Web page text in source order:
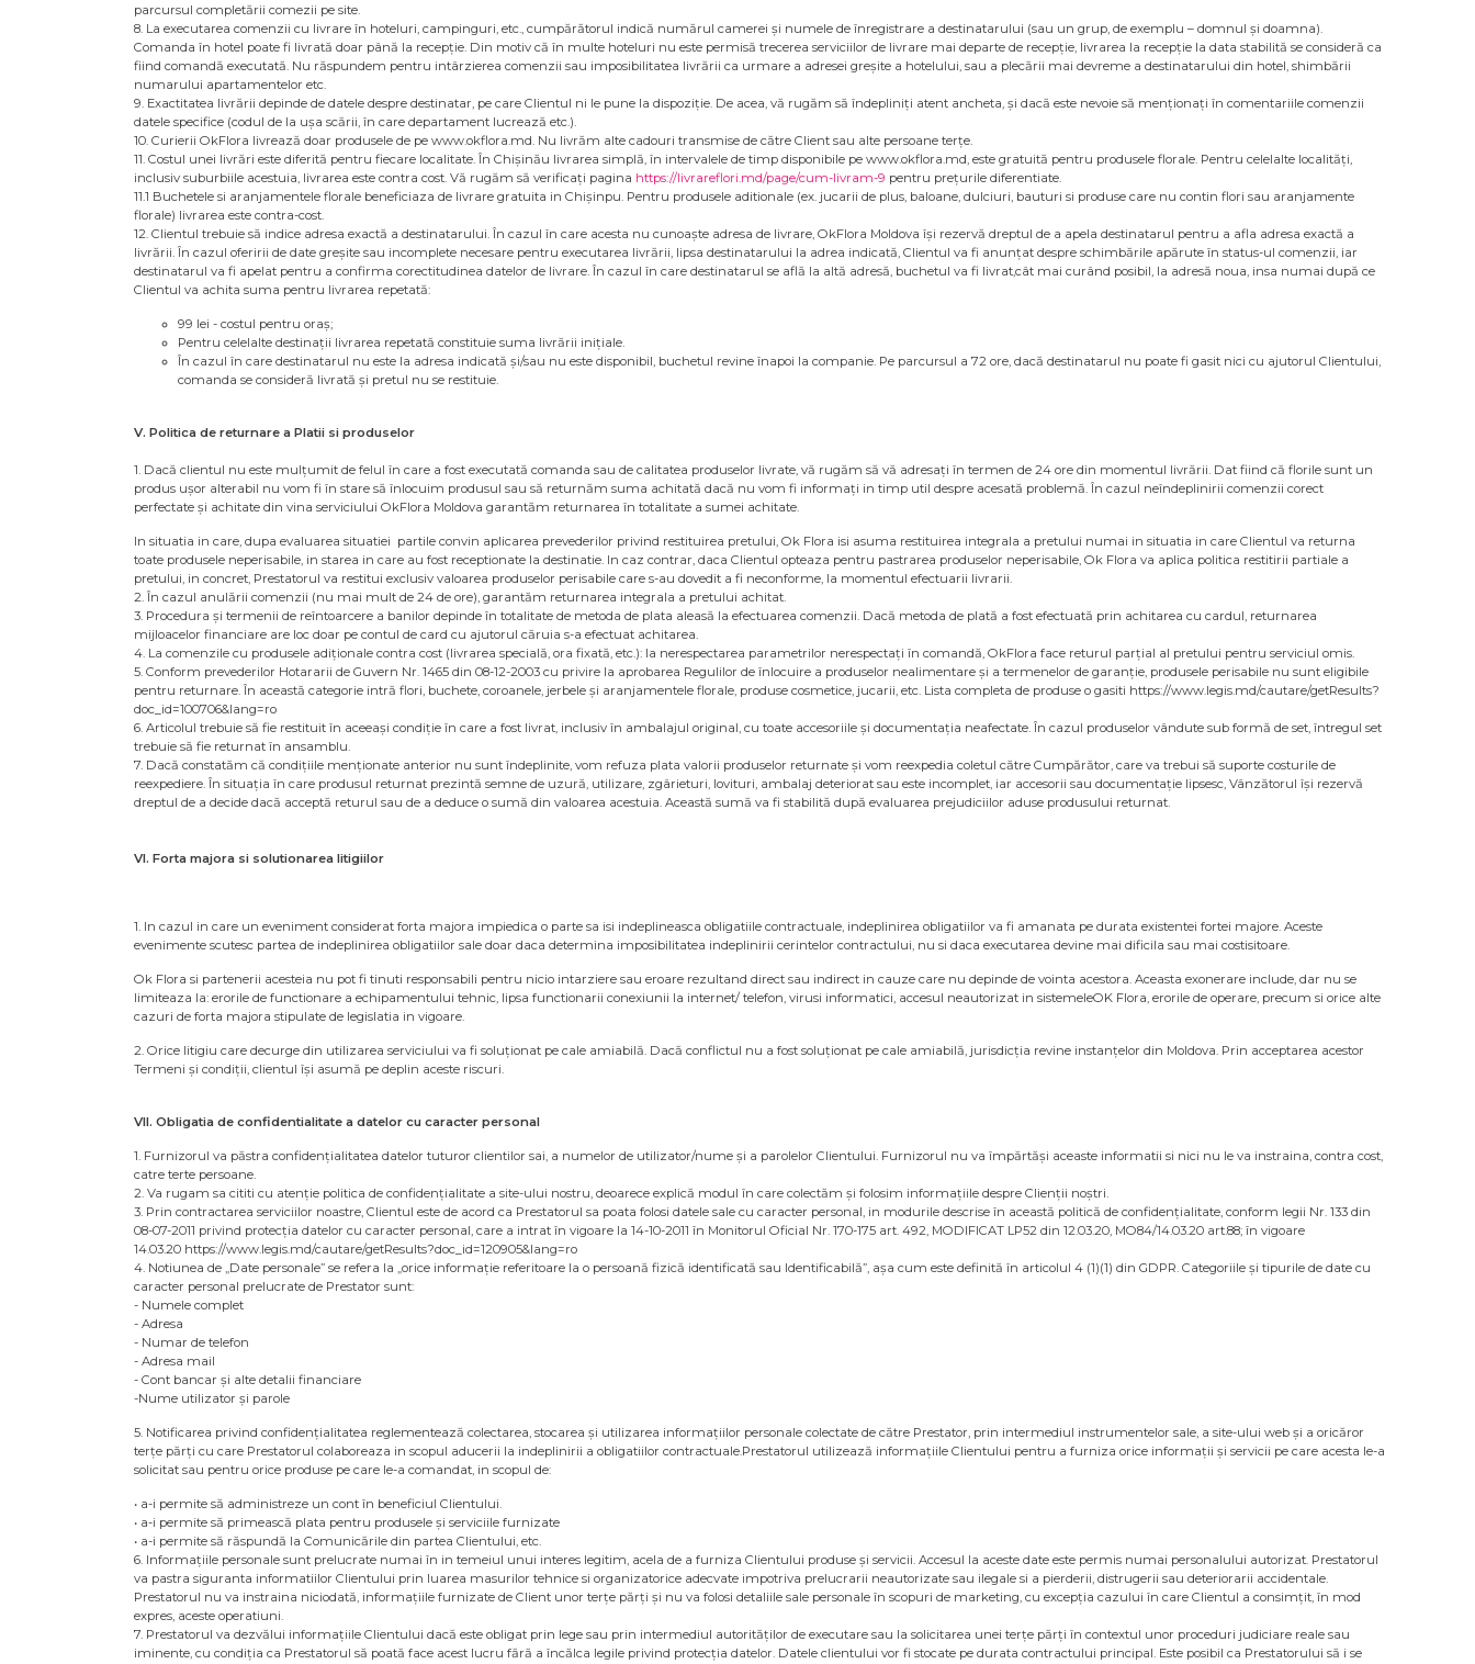
parcursul completării comezii pe site.
8. La executarea comenzii cu livrare în hoteluri, campinguri, etc., cumpărătorul indică numărul camerei și numele de înregistrare a destinatarului (sau un grup, de exemplu – domnul și doamna).
Comanda în hotel poate fi livrată doar până la recepție. Din motiv că în multe hoteluri nu este permisă trecerea serviciilor de livrare mai departe de recepție, livrarea la recepție la data stabilită se consideră ca
fiind comandă executată. Nu răspundem pentru intârzierea comenzii sau imposibilitatea livrării ca urmare a adresei greșite a hotelului, sau a plecării mai devreme a destinatarului din hotel, shimbării
numarului apartamentelor etc.
9. Exactitatea livrării depinde de datele despre destinatar, pe care Clientul ni le pune la dispoziție. De acea, vă rugăm să îndepliniți atent ancheta, și dacă este nevoie să menționați în comentariile comenzii
datele specifice (codul de la ușa scării, în care departament lucrează etc.).
10. Curierii OkFlora livrează doar produsele de pe www.okflora.md. Nu livrăm alte cadouri transmise de către Client sau alte persoane terțe.
11. Costul unei livrări este diferită pentru fiecare localitate. În Chișinău livrarea simplă, în intervalele de timp disponibile pe www.okflora.md, este gratuită pentru produsele florale. Pentru celelalte localități,
inclusiv suburbiile acestuia, livrarea este contra cost. Vă rugăm să verificați pagina https://livrareflori.md/page/cum-livram-9 pentru prețurile diferentiate.
11.1 Buchetele si aranjamentele florale beneficiaza de livrare gratuita in Chișinpu. Pentru produsele aditionale (ex. jucarii de plus, baloane, dulciuri, bauturi si produse care nu contin flori sau aranjamente
florale) livrarea este contra-cost.
12. Clientul trebuie să indice adresa exactă a destinatarului. În cazul în care acesta nu cunoaște adresa de livrare, OkFlora Moldova își rezervă dreptul de a apela destinatarul pentru a afla adresa exactă a
livrării. În cazul oferirii de date greșite sau incomplete necesare pentru executarea livrării, lipsa destinatarului la adrea indicată, Clientul va fi anunțat despre schimbările apărute în status-ul comenzii, iar
destinatarul va fi apelat pentru a confirma corectitudinea datelor de livrare. În cazul în care destinatarul se află la altă adresă, buchetul va fi livrat,cât mai curând posibil, la adresă noua, insa numai după ce
Clientul va achita suma pentru livrarea repetată:
99 lei - costul pentru oraș;
Pentru celelalte destinații livrarea repetată constituie suma livrării inițiale.
În cazul în care destinatarul nu este la adresa indicată și/sau nu este disponibil, buchetul revine înapoi la companie. Pe parcursul a 72 ore, dacă destinatarul nu poate fi gasit nici cu ajutorul Clientului,
comanda se consideră livrată și pretul nu se restituie.
V. Politica de returnare a Platii si produselor
1. Dacă clientul nu este mulțumit de felul în care a fost executată comanda sau de calitatea produselor livrate, vă rugăm să vă adresați în termen de 24 ore din momentul livrării. Dat fiind că florile sunt un
produs ușor alterabil nu vom fi în stare să înlocuim produsul sau să returnăm suma achitată dacă nu vom fi informați in timp util despre acesată problemă. În cazul neîndeplinirii comenzii corect
perfectate și achitate din vina serviciului OkFlora Moldova garantăm returnarea în totalitate a sumei achitate.
In situatia in care, dupa evaluarea situatiei partile convin aplicarea prevederilor privind restituirea pretului, Ok Flora isi asuma restituirea integrala a pretului numai in situatia in care Clientul va returna
toate produsele neperisabile, in starea in care au fost receptionate la destinatie. In caz contrar, daca Clientul opteaza pentru pastrarea produselor neperisabile, Ok Flora va aplica politica restitirii partiale a
pretului, in concret, Prestatorul va restitui exclusiv valoarea produselor perisabile care s-au dovedit a fi neconforme, la momentul efectuarii livrarii.
2. În cazul anulării comenzii (nu mai mult de 24 de ore), garantăm returnarea integrala a pretului achitat.
3. Procedura și termenii de reîntoarcere a banilor depinde în totalitate de metoda de plata aleasă la efectuarea comenzii. Dacă metoda de plată a fost efectuată prin achitarea cu cardul, returnarea
mijloacelor financiare are loc doar pe contul de card cu ajutorul căruia s-a efectuat achitarea.
4. La comenzile cu produsele adiționale contra cost (livrarea specială, ora fixată, etc.): la nerespectarea parametrilor nerespectați în comandă, OkFlora face returul parțial al pretului pentru serviciul omis.
5. Conform prevederilor Hotararii de Guvern Nr. 1465 din 08-12-2003 cu privire la aprobarea Regulilor de înlocuire a produselor nealimentare şi a termenelor de garanţie, produsele perisabile nu sunt eligibile
pentru returnare. În această categorie intră flori, buchete, coroanele, jerbele și aranjamentele florale, produse cosmetice, jucarii, etc. Lista completa de produse o gasiti https://www.legis.md/cautare/getResults?
doc_id=100706&lang=ro
6. Articolul trebuie să fie restituit în aceeași condiție în care a fost livrat, inclusiv în ambalajul original, cu toate accesoriile și documentația neafectate. În cazul produselor vândute sub formă de set, întregul set
trebuie să fie returnat în ansamblu.
7. Dacă constatăm că condițiile menționate anterior nu sunt îndeplinite, vom refuza plata valorii produselor returnate și vom reexpedia coletul către Cumpărător, care va trebui să suporte costurile de
reexpediere. În situația în care produsul returnat prezintă semne de uzură, utilizare, zgârieturi, lovituri, ambalaj deteriorat sau este incomplet, iar accesorii sau documentație lipsesc, Vânzătorul își rezervă
dreptul de a decide dacă acceptă returul sau de a deduce o sumă din valoarea acestuia. Această sumă va fi stabilită după evaluarea prejudiciilor aduse produsului returnat.
VI. Forta majora si solutionarea litigiilor
1. In cazul in care un eveniment considerat forta majora impiedica o parte sa isi indeplineasca obligatiile contractuale, indeplinirea obligatiilor va fi amanata pe durata existentei fortei majore. Aceste
evenimente scutesc partea de indeplinirea obligatiilor sale doar daca determina imposibilitatea indeplinirii cerintelor contractului, nu si daca executarea devine mai dificila sau mai costisitoare.
Ok Flora si partenerii acesteia nu pot fi tinuti responsabili pentru nicio intarziere sau eroare rezultand direct sau indirect in cauze care nu depinde de vointa acestora. Aceasta exonerare include, dar nu se
limiteaza la: erorile de functionare a echipamentului tehnic, lipsa functionarii conexiunii la internet/ telefon, virusi informatici, accesul neautorizat in sistemeleOK Flora, erorile de operare, precum si orice alte
cazuri de forta majora stipulate de legislatia in vigoare.
2. Orice litigiu care decurge din utilizarea serviciului va fi soluționat pe cale amiabilă. Dacă conflictul nu a fost soluționat pe cale amiabilă, jurisdicția revine instanțelor din Moldova. Prin acceptarea acestor
Termeni și condiții, clientul își asumă pe deplin aceste riscuri.
VII. Obligatia de confidentialitate a datelor cu caracter personal
1. Furnizorul va păstra confidențialitatea datelor tuturor clientilor sai, a numelor de utilizator/nume și a parolelor Clientului. Furnizorul nu va împărtăși aceaste informatii si nici nu le va instraina, contra cost,
catre terte persoane.
2. Va rugam sa cititi cu atenție politica de confidențialitate a site-ului nostru, deoarece explică modul în care colectăm și folosim informațiile despre Clienții noștri.
3. Prin contractarea serviciilor noastre, Clientul este de acord ca Prestatorul sa poata folosi datele sale cu caracter personal, in modurile descrise în această politică de confidențialitate, conform legii Nr. 133 din
08-07-2011 privind protecţia datelor cu caracter personal, care a intrat în vigoare la 14-10-2011 în Monitorul Oficial Nr. 170-175 art. 492, MODIFICAT LP52 din 12.03.20, MO84/14.03.20 art.88; în vigoare
14.03.20 https://www.legis.md/cautare/getResults?doc_id=120905&lang=ro
4. Notiunea de „Date personale” se refera la „orice informație referitoare la o persoană fizică identificată sau Identificabilă”, așa cum este definită în articolul 4 (1)(1) din GDPR. Categoriile și tipurile de date cu
caracter personal prelucrate de Prestator sunt:
- Numele complet
- Adresa
- Numar de telefon
- Adresa mail
- Cont bancar și alte detalii financiare
-Nume utilizator și parole
5. Notificarea privind confidențialitatea reglementează colectarea, stocarea și utilizarea informațiilor personale colectate de către Prestator, prin intermediul instrumentelor sale, a site-ului web și a oricăror
terțe părți cu care Prestatorul colaboreaza in scopul aducerii la indeplinirii a obligatiilor contractuale.Prestatorul utilizează informațiile Clientului pentru a furniza orice informații și servicii pe care acesta le-a
solicitat sau pentru orice produse pe care le-a comandat, in scopul de:
• a-i permite să administreze un cont în beneficiul Clientului.
• a-i permite să primească plata pentru produsele și serviciile furnizate
• a-i permite să răspundă la Comunicările din partea Clientului, etc.
6. Informațiile personale sunt prelucrate numai în in temeiul unui interes legitim, acela de a furniza Clientului produse și servicii. Accesul la aceste date este permis numai personalului autorizat. Prestatorul
va pastra siguranta informatiilor Clientului prin luarea masurilor tehnice si organizatorice adecvate impotriva prelucrarii neautorizate sau ilegale si a pierderii, distrugerii sau deteriorarii accidentale.
Prestatorul nu va instraina niciodată, informațiile furnizate de Client unor terțe părți și nu va folosi detaliile sale personale în scopuri de marketing, cu excepția cazului în care Clientul a consimțit, în mod
expres, aceste operatiuni.
7. Prestatorul va dezvălui informațiile Clientului dacă este obligat prin lege sau prin intermediul autorităților de executare sau la solicitarea unei terțe părți în contextul unor proceduri judiciare reale sau
iminente, cu condiția ca Prestatorul să poată face acest lucru fără a încălca legile privind protecția datelor. Datele clientului vor fi stocate pe durata contractului principal. Este posibil ca Prestatorului să i se